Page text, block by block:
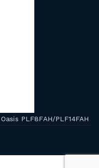
PLF8FAH/PLF14FAH